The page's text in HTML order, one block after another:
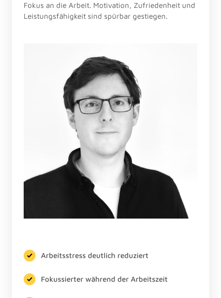
Fokus an die Arbeit. Motivation, Zufriedenheit und
Leistungsfähigkeit sind spürbar gestiegen.
Arbeitsstress deutlich reduziert
Fokussierter während der Arbeitszeit